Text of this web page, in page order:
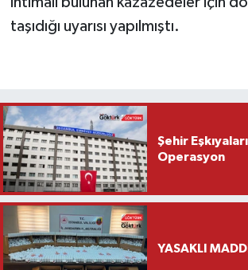
taşıdığı uyarısı yapılmıştı.
Şehir
Operasyon
YASAKLI